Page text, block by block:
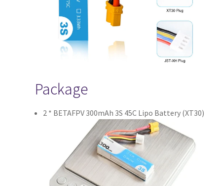
Package
2 * BETAFPV 300mAh 3S 45C Lipo Battery (XT30)